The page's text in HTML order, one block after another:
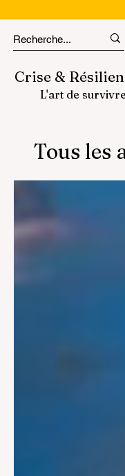
Crise &
L'art de
Tous les